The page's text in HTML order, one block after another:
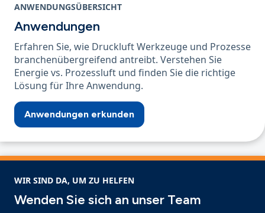
ANWENDUNGSÜBERSICHT
Anwendungen
Erfahren Sie, wie Druckluft Werkzeuge und Prozesse
branchenübergreifend antreibt. Verstehen Sie
Energie vs. Prozessluft und finden Sie die richtige
Lösung für Ihre Anwendung.
Anwendungen erkunden
WIR SIND DA, UM ZU HELFEN
Wenden Sie sich an unser Team